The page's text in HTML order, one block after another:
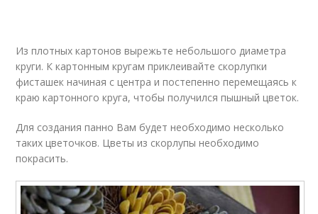
Из плотных картонов вырежьте небольшого диаметра
круги. К картонным кругам приклеивайте скорлупки
фисташек начиная с центра и постепенно перемещаясь к
краю картонного круга, чтобы получился пышный цветок.
Для создания панно Вам будет необходимо несколько
таких цветочков. Цветы из скорлупы необходимо
покрасить.